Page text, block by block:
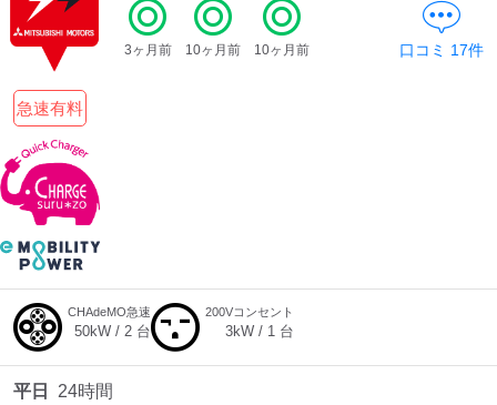
三菱ディーラーを表示
トヨタディーラーを表
示
充電器の出力
車種
急速有料
3ヶ月前 10ヶ月前 10ヶ月前 口コミ 17件
CHAdeMO急速
50kW / 2 台
200Vコンセント
3kW / 1 台
平日
24時間